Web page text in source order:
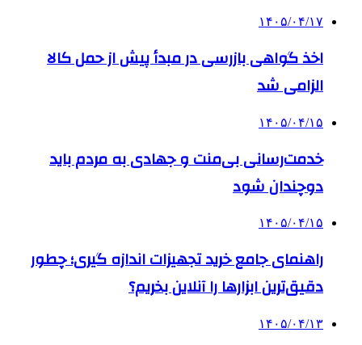
۱۴۰۵/۰۴/۱۷
اخذ گواهی بازرسی در مبدأ پیش از حمل کالا
الزامی شد
۱۴۰۵/۰۴/۱۵
خدمت‌رسانی بی‌منت و جهادی به مردم باید
دوچندان شود
۱۴۰۵/۰۴/۱۵
راهنمای جامع خرید تجهیزات اندازه گیری؛ چطور
دقیق‌ترین ابزارها را آنلاین بخریم؟
۱۴۰۵/۰۴/۱۳